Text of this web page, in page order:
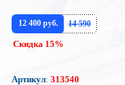
12 400 руб. 14 590
Скидка 15%
Артикул: 313540